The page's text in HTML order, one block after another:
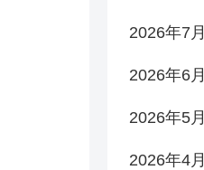
2026年7月
2026年6月
2026年5月
2026年4月